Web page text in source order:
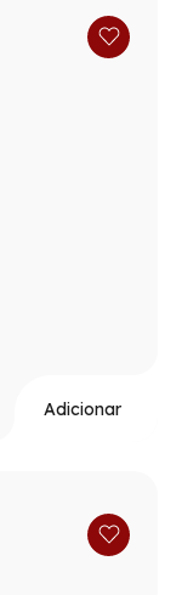
Adicionar